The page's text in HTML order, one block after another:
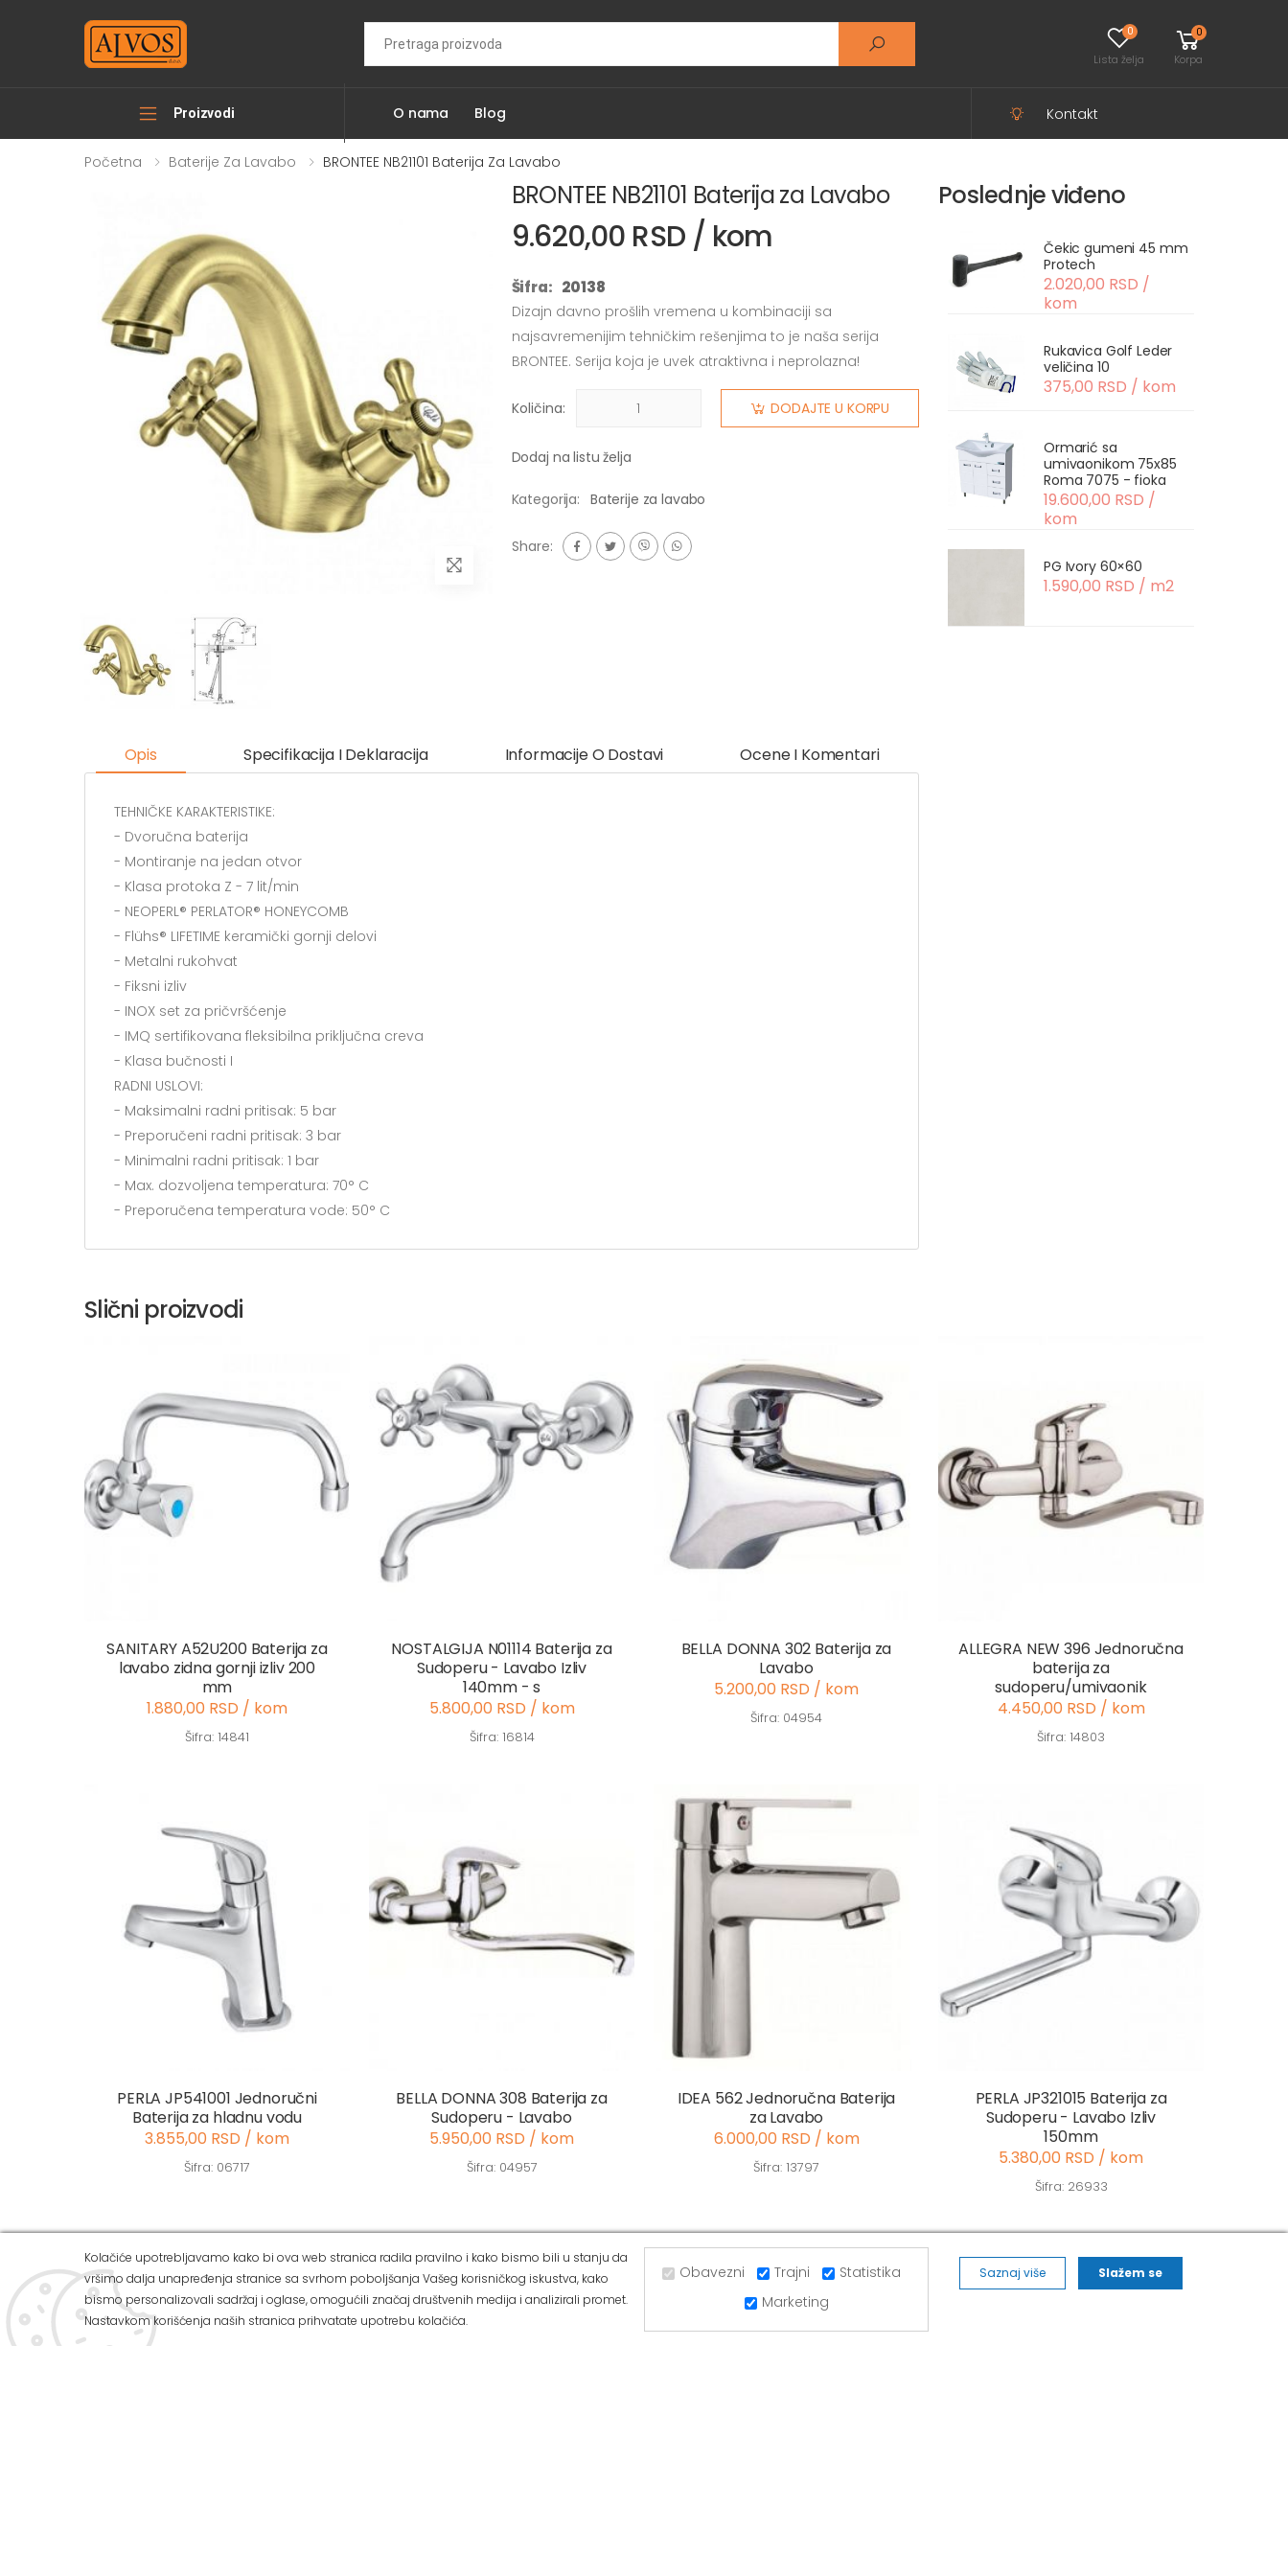
0
Lista želja
0
Korpa
Proizvodi O nama Blog Kontakt
Početna Baterije Za Lavabo BRONTEE NB21101 Baterija Za Lavabo
BRONTEE NB21101 Baterija za Lavabo
9.620,00 RSD / kom
Šifra: 20138
Dizajn davno prošlih vremena u kombinaciji sa
najsavremenijim tehničkim rešenjima to je naša serija
BRONTEE. Serija koja je uvek atraktivna i neprolazna!
Količina: DODAJTE U KORPU
Dodaj na listu želja
Kategorija: Baterije za lavabo
Share:
Opis Specifikacija I Deklaracija Informacije O Dostavi Ocene I Komentari
TEHNIČKE KARAKTERISTIKE:
- Dvoručna baterija
- Montiranje na jedan otvor
- Klasa protoka Z - 7 lit/min
- NEOPERL® PERLATOR® HONEYCOMB
- Flühs® LIFETIME keramički gornji delovi
- Metalni rukohvat
- Fiksni izliv
- INOX set za pričvršćenje
- IMQ sertifikovana fleksibilna priključna creva
- Klasa bučnosti I
RADNI USLOVI:
- Maksimalni radni pritisak: 5 bar
- Preporučeni radni pritisak: 3 bar
- Minimalni radni pritisak: 1 bar
- Max. dozvoljena temperatura: 70° C
- Preporučena temperatura vode: 50° C
Poslednje viđeno
Čekic gumeni 45 mm
Protech
2.020,00 RSD /
kom
Rukavica Golf Leder
veličina 10
375,00 RSD / kom
Ormarić sa
umivaonikom 75x85
Roma 7075 - fioka
19.600,00 RSD /
kom
PG Ivory 60×60
1.590,00 RSD / m2
Slični proizvodi
SANITARY A52U200 Baterija za
lavabo zidna gornji izliv 200
mm
1.880,00 RSD / kom
Šifra: 14841
NOSTALGIJA N01114 Baterija za
Sudoperu - Lavabo Izliv
140mm - s
5.800,00 RSD / kom
Šifra: 16814
BELLA DONNA 302 Baterija za
Lavabo
5.200,00 RSD / kom
Šifra: 04954
ALLEGRA NEW 396 Jednoručna
baterija za
sudoperu/umivaonik
4.450,00 RSD / kom
Šifra: 14803
PERLA JP541001 Jednoručni
Baterija za hladnu vodu
3.855,00 RSD / kom
Šifra: 06717
BELLA DONNA 308 Baterija za
Sudoperu - Lavabo
5.950,00 RSD / kom
Šifra: 04957
IDEA 562 Jednoručna Baterija
za Lavabo
6.000,00 RSD / kom
Šifra: 13797
PERLA JP321015 Baterija za
Sudoperu - Lavabo Izliv
150mm
5.380,00 RSD / kom
Šifra: 26933
ALVOS UGRINOVCI
Ul Zemunska 281a, 11277 Ugrinovci
ALVOS BATAJNICA ALVOS NOVA PAZOVA
Kolačiće upotrebljavamo kako bi ova web stranica radila pravilno i kako bismo bili u stanju da
vršimo dalja unapređenja stranice sa svrhom poboljšanja Vašeg korisničkog iskustva, kako
bismo personalizovali sadržaj i oglase, omogućili značaj društvenih medija i analizirali promet.
Nastavkom korišćenja naših stranica prihvatate upotrebu kolačića.
Obavezni Trajni
Statistika
Marketing
Saznaj više Slažem se